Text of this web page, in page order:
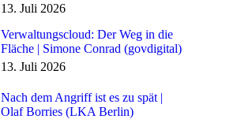
13. Juli 2026
Verwaltungscloud: Der Weg in die
Fläche | Simone Conrad (govdigital)
13. Juli 2026
Nach dem Angriff ist es zu spät |
Olaf Borries (LKA Berlin)